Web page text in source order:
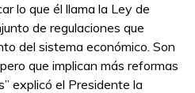
lo que él llama la Ley de
de regulaciones que
del sistema económico. Son
que implican más reformas
explicó el Presidente la